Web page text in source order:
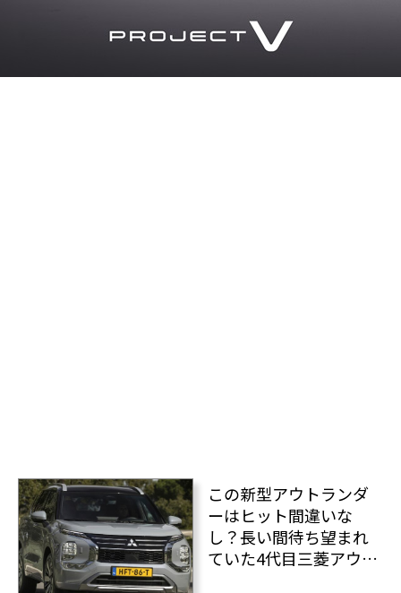
この新型アウトランダ
ーはヒット間違いな
し？長い間待ち望まれ
ていた4代目三菱アウト